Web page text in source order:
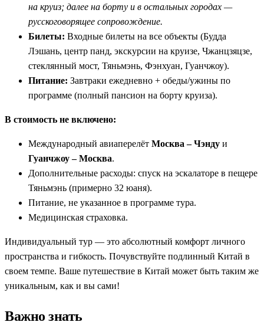
на круиз; далее на борту и в остальных городах —
русскоговорящее сопровождение.
Билеты: Входные билеты на все объекты (Будда
Лэшань, центр панд, экскурсии на круизе, Чжанцзяцзе,
стеклянный мост, Тяньмэнь, Фэнхуан, Гуанчжоу).
Питание: Завтраки ежедневно + обеды/ужины по
программе (полный пансион на борту круиза).
В стоимость не включено:
Международный авиаперелёт Москва – Чэнду и
Гуанчжоу – Москва.
Дополнительные расходы: спуск на эскалаторе в пещере
Тяньмэнь (примерно 32 юаня).
Питание, не указанное в программе тура.
Медицинская страховка.
Индивидуальный тур — это абсолютный комфорт личного
пространства и гибкость. Почувствуйте подлинный Китай в
своем темпе. Ваше путешествие в Китай может быть таким же
уникальным, как и вы сами!
Важно знать